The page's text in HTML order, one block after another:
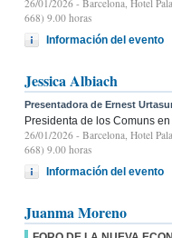
26/01/2026 - Barcelona, Hotel
668) 9.00 horas
Información del evento
Jessica Albiach
Presentadora de Ernest
Presidenta de los Comuns
26/01/2026 - Barcelona, Hotel
668) 9.00 horas
Información del evento
Juanma Moreno